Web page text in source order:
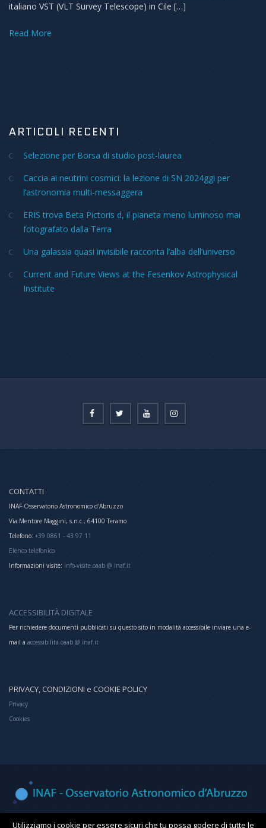
italiano VST (VLT Survey Telescope) in Cile […]
Read More
ARTICOLI RECENTI
Selezione per Borsa di studio post-laurea
Caccia ai neutrini cosmici: la lezione di SN 2024ggi per
l’astronomia multi-messaggera
ERIS trova Beta Pictoris d, il pianeta meno luminoso mai
fotografato dalla Terra
Una galassia quasi invisibile racconta l’alba dell’universo
Current and Future Views at the Fesenkov Astrophysical
Institute
CONTATTI
INAF-Osservatorio Astronomico d'Abruzzo
Via Mentore Maggini, s.n.c., 64100 Teramo
Telefono: +39 0861 - 43 97 11
Elenco telefonico
Informazioni visite: info-visite.oaab @ inaf.it
ACCESSIBILITÀ DIGITALE
Per richiedere documenti pubblicati su questo sito in modalità accessibile inviare una e-
mail a accessibilita.oaab @ inaf.it
PRIVACY, CONDIZIONI e COOKIE POLICY
Privacy
Cookies
Utilizziamo i cookie per essere sicuri che tu possa godere di tutte le